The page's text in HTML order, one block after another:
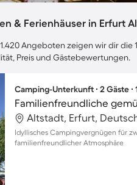
& Ferienhäuser in Erfurt
Angeboten zeigen wir dir
Preis und Gästebewertungen.
Camping-Unterkunft ∙ 2 Gäste ∙
Altstadt, Erfurt,
Idyllisches Campingvergnügen für
familienfreundlicher Atmosphäre